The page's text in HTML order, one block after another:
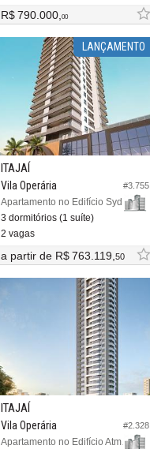
R$ 790.000,00
LANÇAMENTO
#3.755
ITAJAÍ
Vila Operária
Apartamento no Edifício Sydney Tower
3 dormitórios (1 suíte)
2 vagas
a partir de R$ 763.119,50
#2.328
ITAJAÍ
Vila Operária
Apartamento no Edifício Atmos Sky